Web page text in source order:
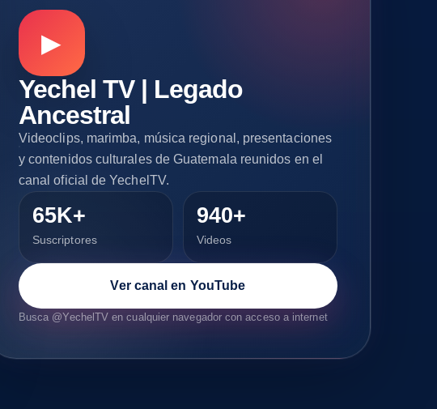
▶
Yechel TV | Legado
Ancestral
Videoclips, marimba, música regional, presentaciones
y contenidos culturales de Guatemala reunidos en el
canal oficial de YechelTV.
65K+
Suscriptores
940+
Videos
Ver canal en YouTube
Busca @YechelTV en cualquier navegador con acceso a internet